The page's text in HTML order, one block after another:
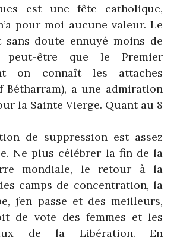
est une fête catholique,
pour moi aucune valeur. Le
sans doute ennuyé moins de
peut-être que le Premier
on connaît les attaches
Bétharram), a une admiration
la Sainte Vierge. Quant au 8
de suppression est assez
Ne plus célébrer la fin de la
mondiale, le retour à la
camps de concentration, la
j’en passe et des meilleurs,
de vote des femmes et les
de la Libération. En